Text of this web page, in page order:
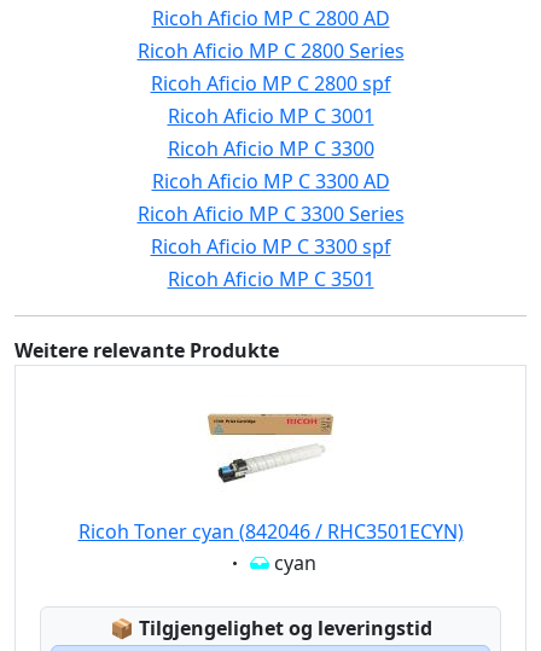
Ricoh Aficio MP C 2800 AD
Ricoh Aficio MP C 2800 Series
Ricoh Aficio MP C 2800 spf
Ricoh Aficio MP C 3001
Ricoh Aficio MP C 3300
Ricoh Aficio MP C 3300 AD
Ricoh Aficio MP C 3300 Series
Ricoh Aficio MP C 3300 spf
Ricoh Aficio MP C 3501
Weitere relevante Produkte
Ricoh Toner cyan (842046 / RHC3501ECYN)
Eigenschaft:
cyan
📦 Lagerstatus:
Tilgjengelighet og leveringstid